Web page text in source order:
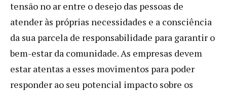
tensão no ar entre o desejo das pessoas de
atender às próprias necessidades e a consciência
da sua parcela de responsabilidade para garantir o
bem-estar da comunidade. As empresas devem
estar atentas a esses movimentos para poder
responder ao seu potencial impacto sobre os